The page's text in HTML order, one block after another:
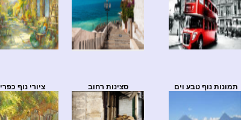
תמונות נוף טבע וים סצינות רחוב ציורי נוף כפרי